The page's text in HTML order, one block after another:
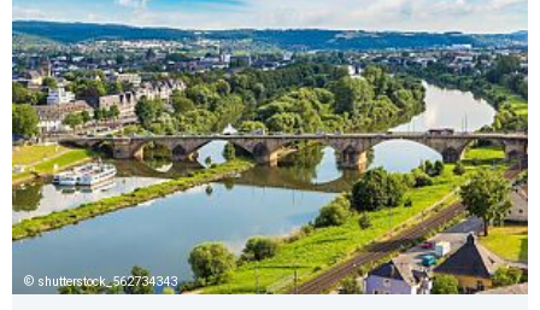
shutterstock_562734343